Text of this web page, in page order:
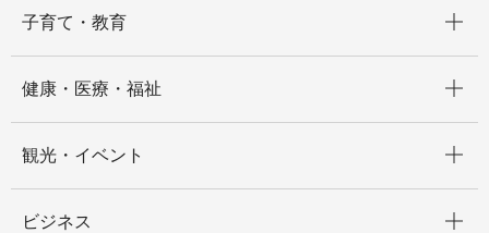
子育て・教育
健康・医療・福祉
観光・イベント
ビジネス